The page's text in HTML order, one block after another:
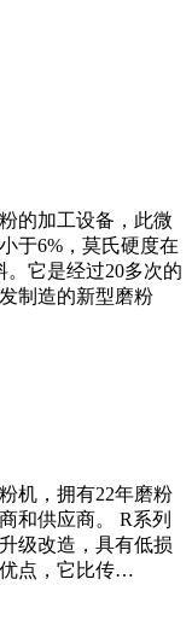
的加工设备，此微
于6%，莫氏硬度在
它是经过20多次的
制造的新型磨粉
机，拥有22年磨粉
和供应商。 R系列
级改造，具有低损
点，它比传…